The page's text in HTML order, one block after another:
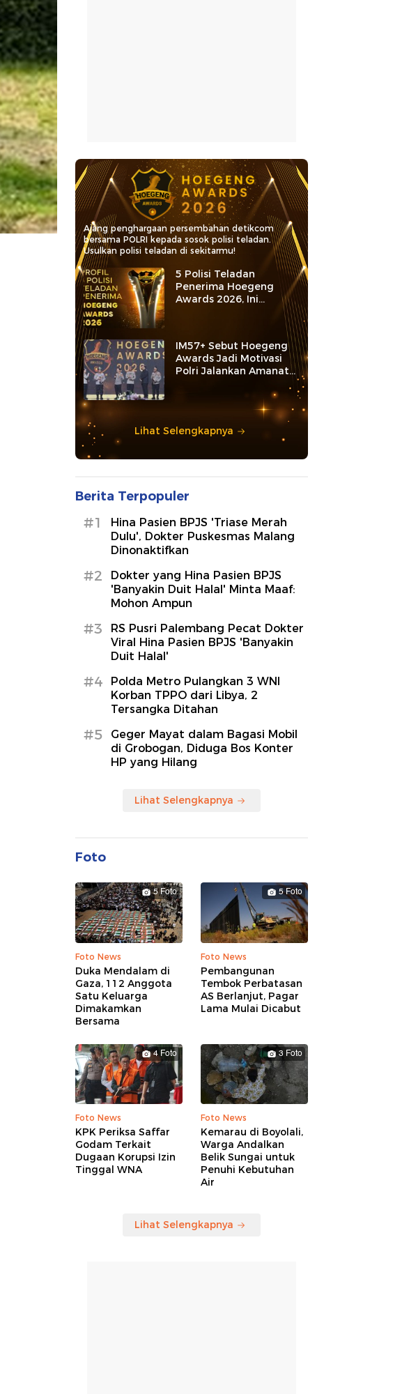
Ajang penghargaan persembahan detikcom
bersama POLRI kepada sosok polisi teladan.
Usulkan polisi teladan di sekitarmu!
5 Polisi Teladan
Penerima Hoegeng
Awards 2026, Ini
Kategori dan Kiprahnya
IM57+ Sebut Hoegeng
Awards Jadi Motivasi
Polri Jalankan Amanat
Lihat Selengkapnya
Berita Terpopuler
#1
Hina Pasien BPJS 'Triase Merah
Dulu', Dokter Puskesmas Malang
Dinonaktifkan
#2
Dokter yang Hina Pasien BPJS
'Banyakin Duit Halal' Minta Maaf:
Mohon Ampun
#3
RS Pusri Palembang Pecat Dokter
Viral Hina Pasien BPJS 'Banyakin
Duit Halal'
#4
Polda Metro Pulangkan 3 WNI
Korban TPPO dari Libya, 2
Tersangka Ditahan
#5
Geger Mayat dalam Bagasi Mobil
di Grobogan, Diduga Bos Konter
HP yang Hilang
Lihat Selengkapnya
Foto
5 Foto
Foto News
Duka Mendalam di
Gaza, 112 Anggota
Satu Keluarga
Dimakamkan
Bersama
5 Foto
Foto News
Pembangunan
Tembok Perbatasan
AS Berlanjut, Pagar
Lama Mulai Dicabut
4 Foto
Foto News
KPK Periksa Saffar
Godam Terkait
Dugaan Korupsi Izin
Tinggal WNA
3 Foto
Foto News
Kemarau di Boyolali,
Warga Andalkan
Belik Sungai untuk
Penuhi Kebutuhan
Air
Lihat Selengkapnya